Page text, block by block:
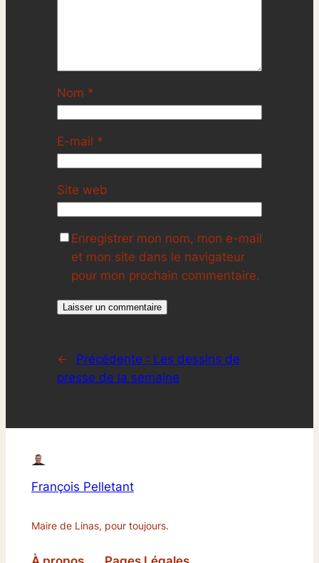
Nom *
E-mail *
Site web
Enregistrer mon nom, mon e-mail
et mon site dans le navigateur
pour mon prochain commentaire.
← Précédente : Les dessins de
presse de la semaine
François Pelletant
Maire de Linas, pour toujours.